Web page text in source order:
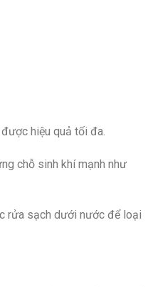
hiệu quả tối đa.
chỗ sinh khí mạnh như
rửa sạch dưới nước để loại